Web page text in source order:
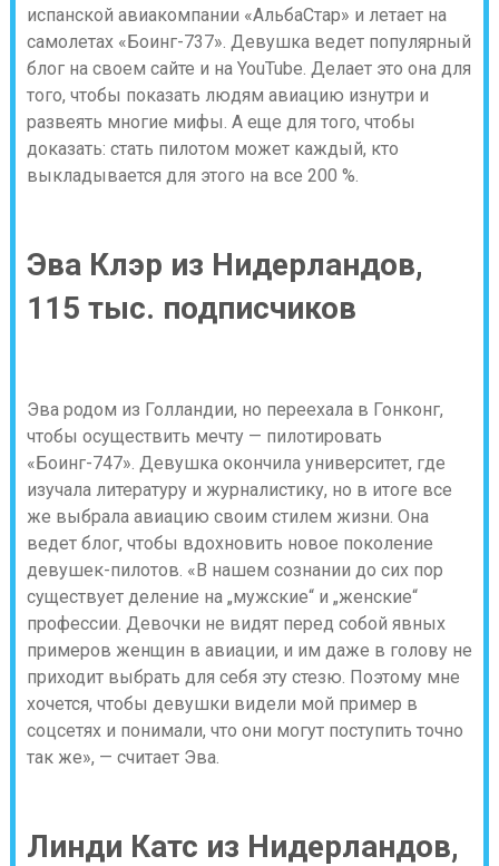
испанской авиакомпании «АльбаСтар» и летает на
самолетах «Боинг-737». Девушка ведет популярный
блог на своем сайте и на YouTube. Делает это она для
того, чтобы показать людям авиацию изнутри и
развеять многие мифы. А еще для того, чтобы
доказать: стать пилотом может каждый, кто
выкладывается для этого на все 200 %.
Эва Клэр из Нидерландов,
115 тыс. подписчиков
Эва родом из Голландии, но переехала в Гонконг,
чтобы осуществить мечту — пилотировать
«Боинг-747». Девушка окончила университет, где
изучала литературу и журналистику, но в итоге все
же выбрала авиацию своим стилем жизни. Она
ведет блог, чтобы вдохновить новое поколение
девушек-пилотов. «В нашем сознании до сих пор
существует деление на „мужские“ и „женские“
профессии. Девочки не видят перед собой явных
примеров женщин в авиации, и им даже в голову не
приходит выбрать для себя эту стезю. Поэтому мне
хочется, чтобы девушки видели мой пример в
соцсетях и понимали, что они могут поступить точно
так же», — считает Эва.
Линди Катс из Нидерландов,